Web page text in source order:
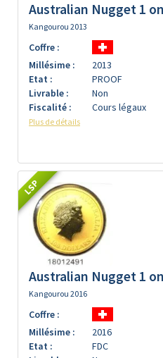
Australian Nugget 1
Kangourou 2013
Coffre :
Millésime :
2013
Etat :
PROOF
Livrable :
Non
Fiscalité :
Cours légaux
Plus de détails
LSP
Australian Nugget 1
Kangourou 2016
Coffre :
Millésime :
2016
Etat :
FDC